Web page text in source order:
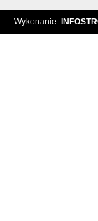
Wykonanie: